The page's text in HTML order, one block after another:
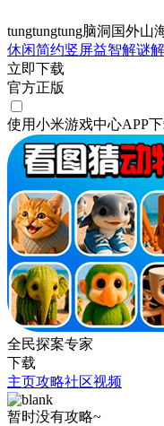
tungtungtung脑洞国外山
休闲简约竖屏益智解谜
立即下载
官方正版
使用小米游戏中心APP
全民探案专家
下载
主页攻略社区视频
暂时没有攻略~